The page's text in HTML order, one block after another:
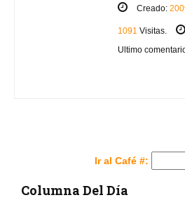
Creado:
1091 Visitas.
Ultimo
Ir al Café #:
Columna Del Día